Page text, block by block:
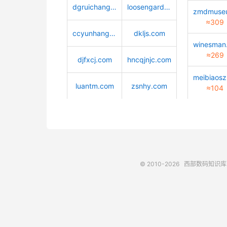
dgruichang.com loosengarden.com
ccyunhang.com dkljs.com
djfxcj.com hncqjnjc.com
luantm.com zsnhy.com
≈309
≈269
≈104
© 2010-2026 西部数码知识库